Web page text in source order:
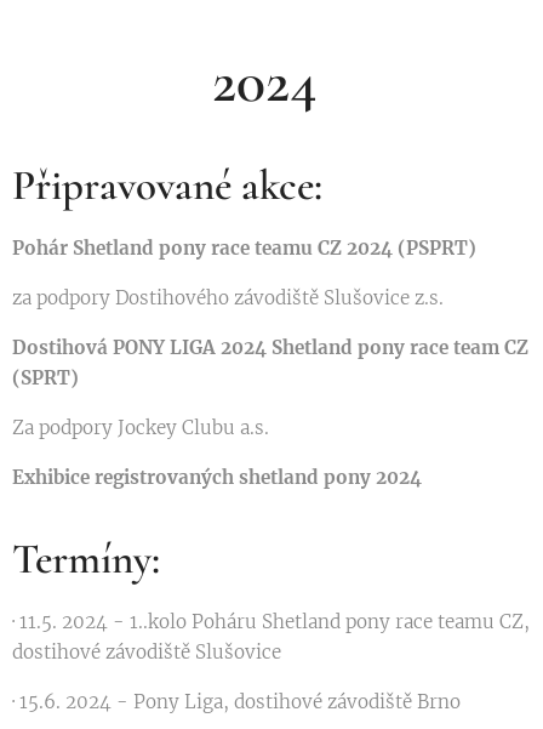
2024
Připravované akce:
Pohár Shetland pony race teamu CZ 2024 (PSPRT)
za podpory Dostihového závodiště Slušovice z.s.
Dostihová PONY LIGA 2024 Shetland pony race team CZ
(SPRT)
Za podpory Jockey Clubu a.s.
Exhibice registrovaných shetland pony 2024
Termíny:
· 11.5. 2024 - 1..kolo Poháru Shetland pony race teamu CZ,
dostihové závodiště Slušovice
· 15.6. 2024 - Pony Liga, dostihové závodiště Brno